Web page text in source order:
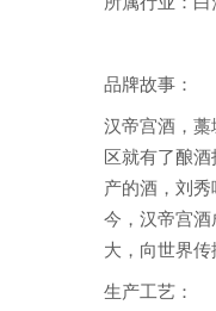
品牌故事：
汉帝宫酒，
区就有了酿
产的酒，刘
今，汉帝宫
大，向世界传
生产工艺：